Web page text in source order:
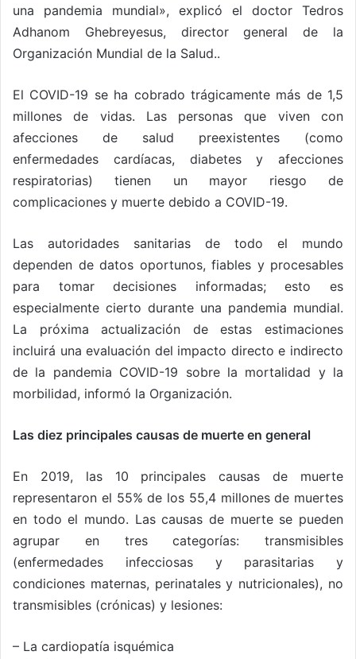
una pandemia mundial», explicó el doctor Tedros
Adhanom Ghebreyesus, director general de la
Organización Mundial de la Salud..
El COVID-19 se ha cobrado trágicamente más de 1,5
millones de vidas. Las personas que viven con
afecciones de salud preexistentes (como
enfermedades cardíacas, diabetes y afecciones
respiratorias) tienen un mayor riesgo de
complicaciones y muerte debido a COVID-19.
Las autoridades sanitarias de todo el mundo
dependen de datos oportunos, fiables y procesables
para tomar decisiones informadas; esto es
especialmente cierto durante una pandemia mundial.
La próxima actualización de estas estimaciones
incluirá una evaluación del impacto directo e indirecto
de la pandemia COVID-19 sobre la mortalidad y la
morbilidad, informó la Organización.
Las diez principales causas de muerte en general
En 2019, las 10 principales causas de muerte
representaron el 55% de los 55,4 millones de muertes
en todo el mundo. Las causas de muerte se pueden
agrupar en tres categorías: transmisibles
(enfermedades infecciosas y parasitarias y
condiciones maternas, perinatales y nutricionales), no
transmisibles (crónicas) y lesiones:
– La cardiopatía isquémica